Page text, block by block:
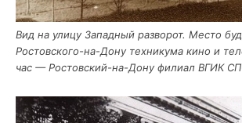
Вид на ули­цу Запад­ный раз­во­рот. Место
Ростов­ско­го-на-Дону тех­ни­ку­ма кино и
час — Ростов­ский-на-Дону фили­ал ВГИК